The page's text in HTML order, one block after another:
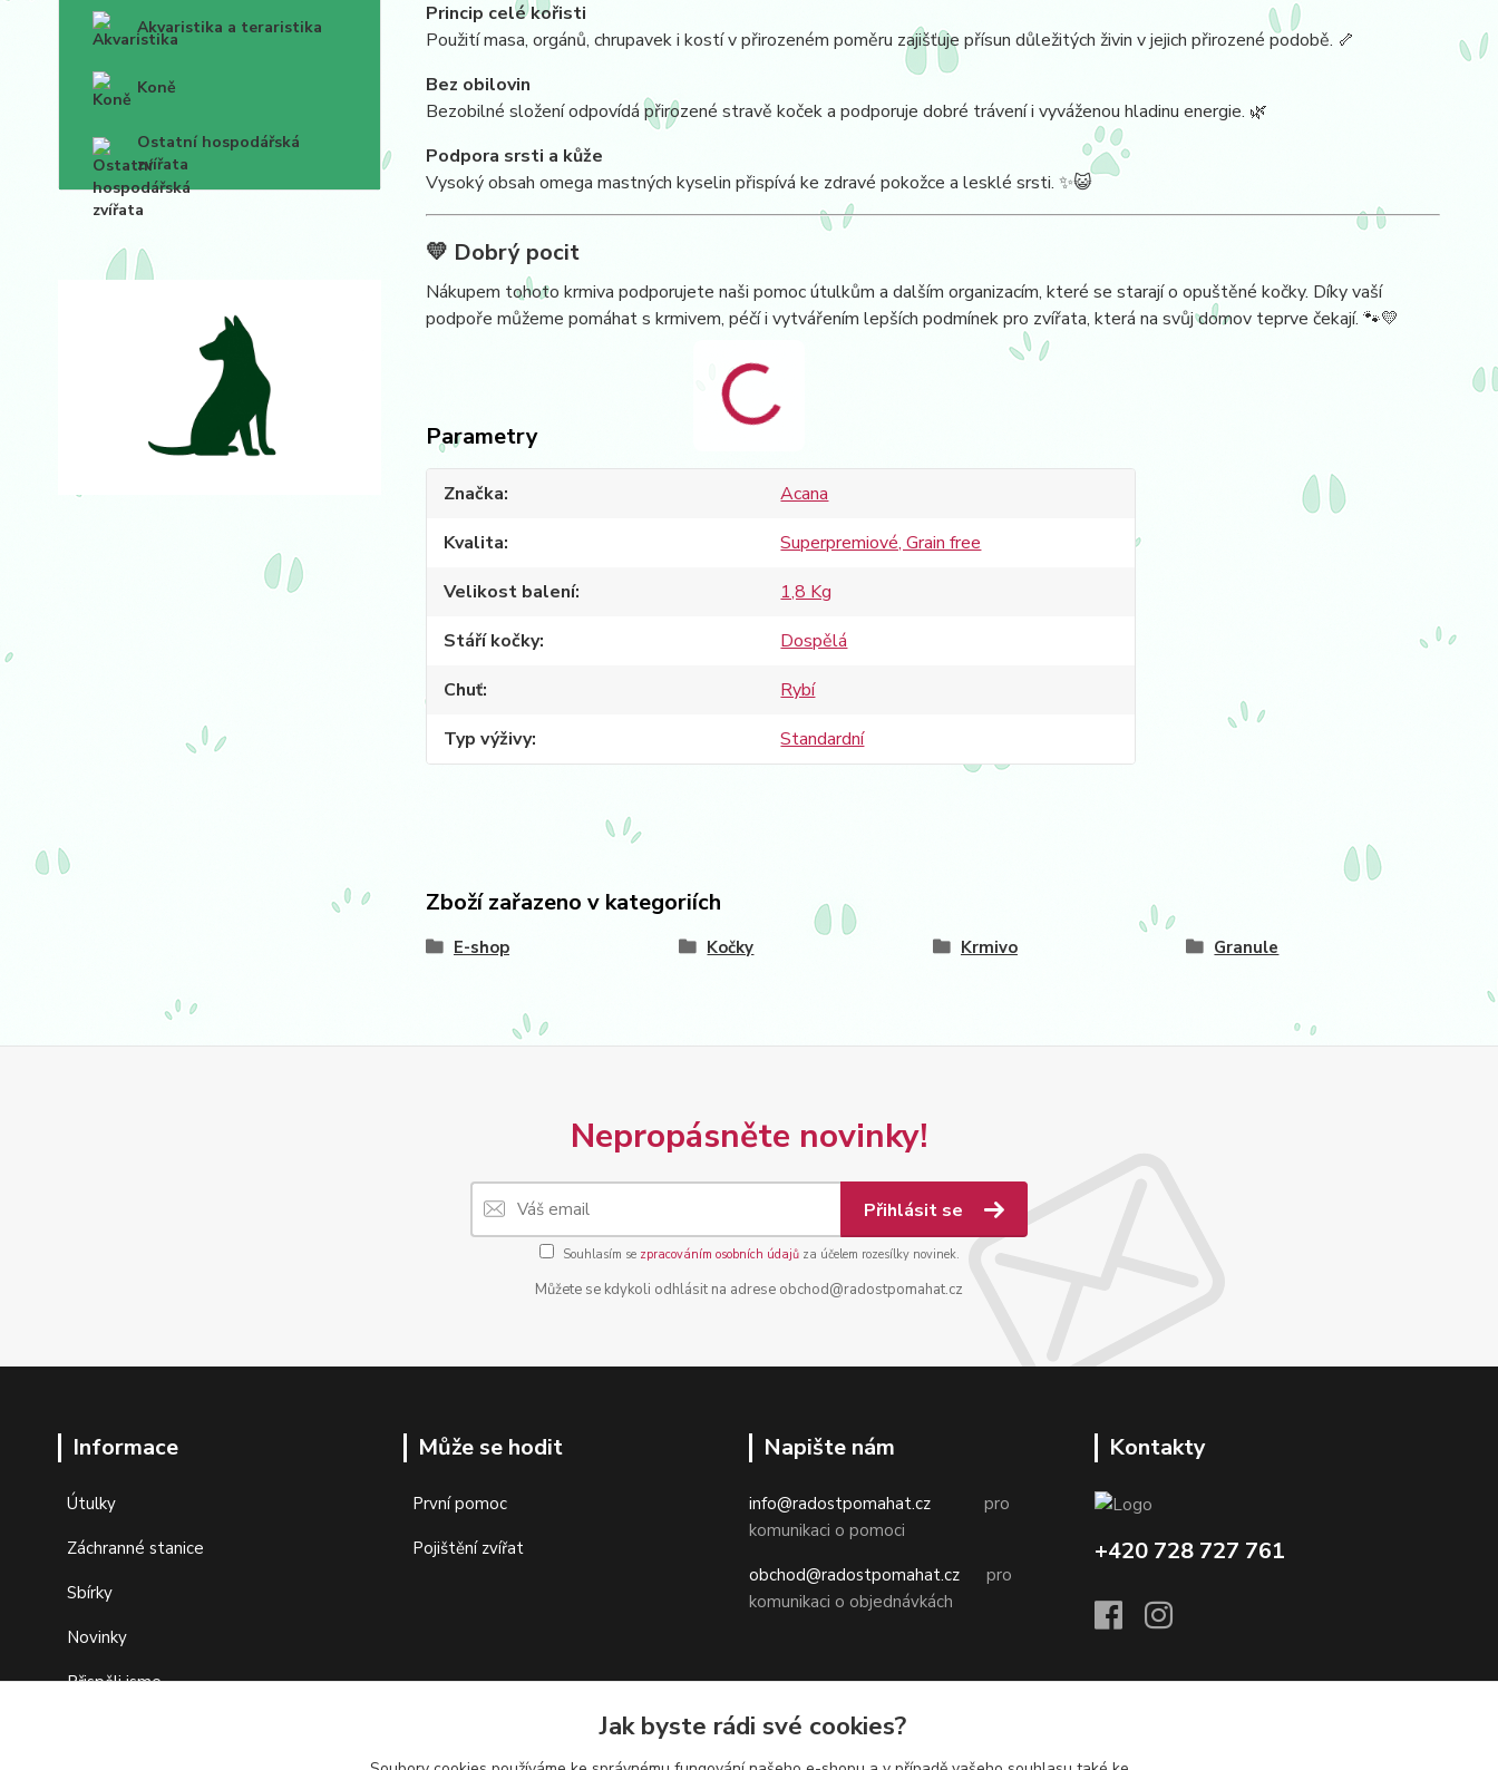
Akvaristika a teraristika
Koně
Ostatní hospodářská
zvířata
Princip celé kořisti
Použití masa, orgánů, chrupavek i kostí v přirozeném poměru zajišťuje přísun důležitých živin v jejich přirozené podobě. 🦴
Bez obilovin
Bezobilné složení odpovídá přirozené stravě koček a podporuje dobré trávení i vyváženou hladinu energie. 🌿
Podpora srsti a kůže
Vysoký obsah omega mastných kyselin přispívá ke zdravé pokožce a lesklé srsti. ✨😺
💛 Dobrý pocit
Nákupem tohoto krmiva podporujete naši pomoc útulkům a dalším organizacím, které se starají o opuštěné kočky. Díky vaší
podpoře můžeme pomáhat s krmivem, péčí i vytvářením lepších podmínek pro zvířata, která na svůj domov teprve čekají. 🐾💛
Parametry
Značka
Acana
Kvalita
Superpremiové, Grain free
Velikost balení
1,8 Kg
Stáří kočky
Dospělá
Chuť
Rybí
Typ výživy
Standardní
Zboží zařazeno v kategoriích
E-shop Kočky Krmivo Granule
Nepropásněte novinky!
Přihlásit se
Souhlasím se zpracováním osobních údajůza účelem rozesílky novinek.
Můžete se kdykoli odhlásit na adrese obchod@radostpomahat.cz
Informace
Útulky
Záchranné stanice
Sbírky
Novinky
Přispěli jsme
Může se hodit
První pomoc
Pojištění zvířat
Napište nám
info@radostpomahat.cz pro
komunikaci o pomoci
obchod@radostpomahat.cz pro
komunikaci o objednávkách
Ochrana osobních údajů
Kontakty
+420 728 727 761
Jak byste rádi své cookies?